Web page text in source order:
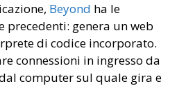
Beyond ha le
precedenti: genera un web
di codice incorporato.
connessioni in ingresso da
computer sul quale gira e